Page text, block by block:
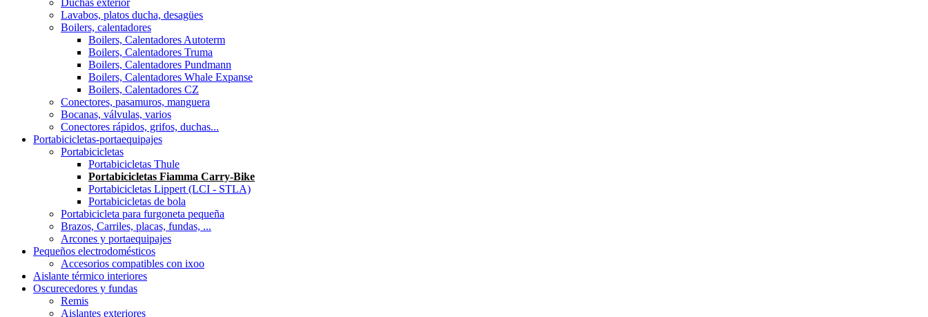
Lavabos, platos ducha, desagües
Boilers, calentadores
Boilers, Calentadores Autoterm
Boilers, Calentadores Truma
Boilers, Calentadores Pundmann
Boilers, Calentadores Whale Expanse
Boilers, Calentadores CZ
Conectores, pasamuros, manguera
Bocanas, válvulas, varios
Conectores rápidos, grifos, duchas...
Portabicicletas-portaequipajes
Portabicicletas
Portabicicletas Thule
Portabicicletas Fiamma Carry-Bike
Portabicicletas Lippert (LCI - STLA)
Portabicicletas de bola
Portabicicleta para furgoneta pequeña
Brazos, Carriles, placas, fundas, ...
Arcones y portaequipajes
Pequeños electrodomésticos
Accesorios compatibles con ixoo
Aislante térmico interiores
Oscurecedores y fundas
Remis
Aislantes exteriores